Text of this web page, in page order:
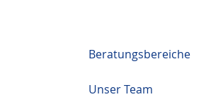
Unser Team
Beratungsbereiche